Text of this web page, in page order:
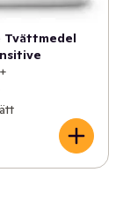
Tvättmedel